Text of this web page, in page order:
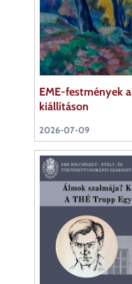
EME-festmények
kiállításon
2026-07-09